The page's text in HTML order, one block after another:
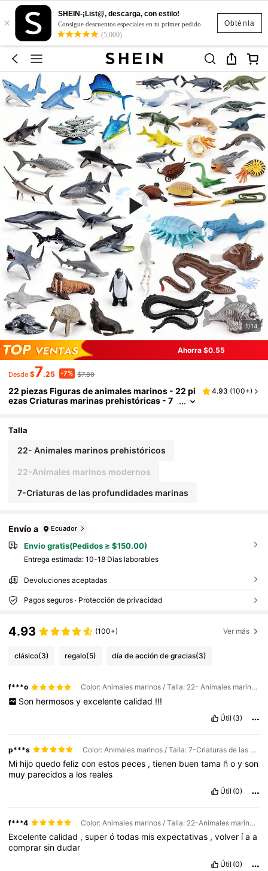
Obténla
×
SHEIN-¡List@, descarga, con estilo!
Consigue descuentos especiales en tu primer pedido
(5,000)
1/14
Ahorra $0.55
Desde $7.25 -7% $7.80
22 piezas Figuras de animales marinos - 22 pi
ezas Criaturas marinas prehistóricas - 7
es pintadas a mano para niños, incluyendo tib
s, leones marinos, sardinas, estrellas de mar,
mantarrayas, manatíes y talla grande figuras
de animales marinos. Excelentes para decora
r pasteles de cumpleaños, proyectos escolare
4.93 (100+)
Talla
22- Animales marinos prehistóricos
22-Animales marinos modernos
7-Criaturas de las profundidades marinas
Envío a Ecuador
Envío gratis(Pedidos ≥ $150.00)
Entrega estimada: 10-18 Días laborables
Devoluciones aceptadas
Pagos seguros · Protección de privacidad
4.93 (100+) Ver más
clásico(3) regalo(5) día de acción de gracias(3)
f***o Color: Animales marinos / Talla: 22- Animales marinos prehistóricos
Son hermosos y excelente calidad !!!
Útil (3)
p***s Color: Animales marinos / Talla: 7-Criaturas de las profundidades marinas
Mi hijoquedofelizconestos peces ,tienen buentama ñoyson
muy parecidosa los reales
Útil (0)
f***4 Color: Animales marinos / Talla: 22-Animales marinos modernos
Excelentecalidad ,superótodas misexpectativas ,volver íaa
comprarsindudar
Útil (0)